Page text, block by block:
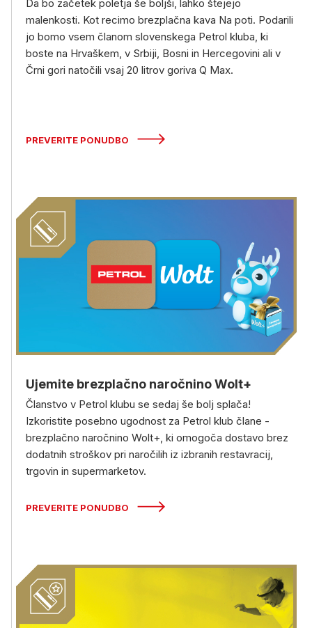
Da bo začetek poletja še boljši, lahko štejejo
malenkosti. Kot recimo brezplačna kava Na poti. Podarili
jo bomo vsem članom slovenskega Petrol kluba, ki
boste na Hrvaškem, v Srbiji, Bosni in Hercegovini ali v
Črni gori natočili vsaj 20 litrov goriva Q Max.
PREVERITE PONUDBO
Ujemite brezplačno naročnino Wolt+
Članstvo v Petrol klubu se sedaj še bolj splača!
Izkoristite posebno ugodnost za Petrol klub člane -
brezplačno naročnino Wolt+, ki omogoča dostavo brez
dodatnih stroškov pri naročilih iz izbranih restavracij,
trgovin in supermarketov.
PREVERITE PONUDBO